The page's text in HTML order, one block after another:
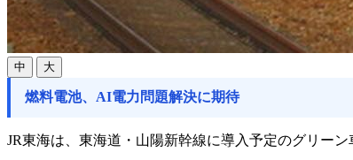
中 大
燃料電池、AI電力問題解決に期待
JR東海は、東海道・山陽新幹線に導入予定のグリー